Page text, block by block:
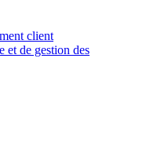
client
et de gestion des